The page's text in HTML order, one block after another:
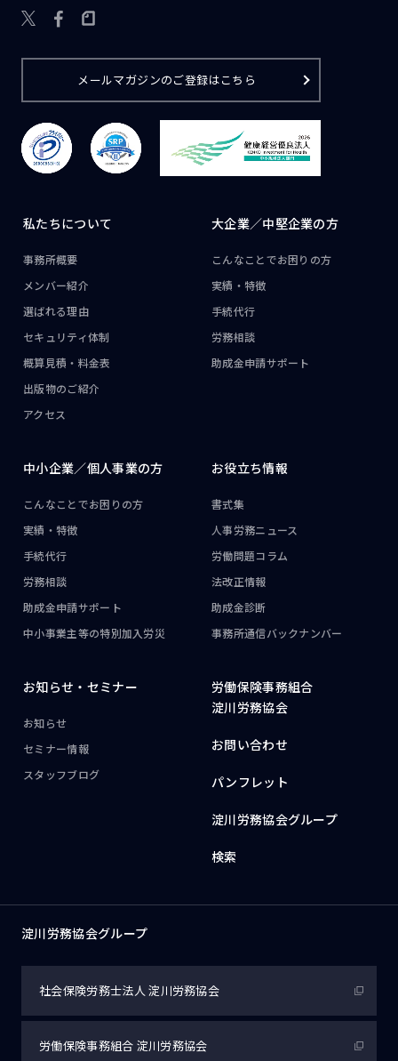

メールマガジンのご登録はこちら
私たちについて
事務所概要
メンバー紹介
選ばれる理由
セキュリティ体制
概算見積・料金表
出版物のご紹介
アクセス
大企業／中堅企業の方
こんなことでお困りの方
実績・特徴
手続代行
労務相談
助成金申請サポート
中小企業／個人事業の方
こんなことでお困りの方
実績・特徴
手続代行
労務相談
助成金申請サポート
中小事業主等の特別加入労災
お役立ち情報
書式集
人事労務ニュース
労働問題コラム
法改正情報
助成金診断
事務所通信バックナンバー
お知らせ・ セミナー
お知らせ
セミナー情報
スタッフブログ
労働保険事務組合
淀川労務協会
お問い合わせ
パンフレット
淀川労務協会グループ
検索
淀川労務協会グループ
社会保険労務士法人淀川労務協会
労働保険事務組合 淀川労務協会